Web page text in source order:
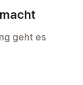
geht es